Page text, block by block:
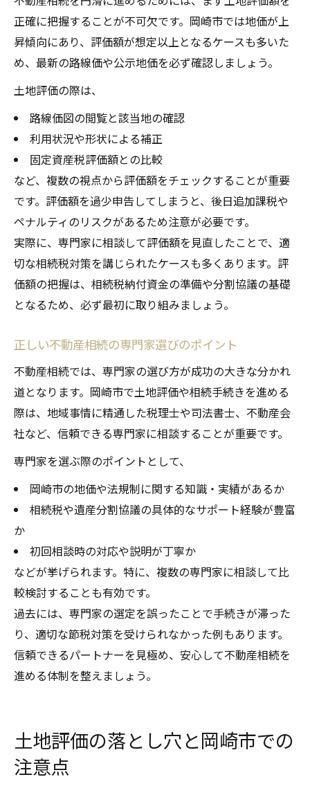
正確に把握することが不可欠です。岡崎市では地価が上
昇傾向にあり、評価額が想定以上となるケースも多いた
め、最新の路線価や公示地価を必ず確認しましょう。
土地評価の際は、
路線価図の閲覧と該当地の確認
利用状況や形状による補正
固定資産税評価額との比較
など、複数の視点から評価額をチェックすることが重要
です。評価額を過少申告してしまうと、後日追加課税や
ペナルティのリスクがあるため注意が必要です。
実際に、専門家に相談して評価額を見直したことで、適
切な相続税対策を講じられたケースも多くあります。評
価額の把握は、相続税納付資金の準備や分割協議の基礎
となるため、必ず最初に取り組みましょう。
正しい不動産相続の専門家選びのポイント
不動産相続では、専門家の選び方が成功の大きな分かれ
道となります。岡崎市で土地評価や相続手続きを進める
際は、地域事情に精通した税理士や司法書士、不動産会
社など、信頼できる専門家に相談することが重要です。
専門家を選ぶ際のポイントとして、
岡崎市の地価や法規制に関する知識・実績があるか
相続税や遺産分割協議の具体的なサポート経験が豊富
か
初回相談時の対応や説明が丁寧か
などが挙げられます。特に、複数の専門家に相談して比
較検討することも有効です。
過去には、専門家の選定を誤ったことで手続きが滞った
り、適切な節税対策を受けられなかった例もあります。
信頼できるパートナーを見極め、安心して不動産相続を
進める体制を整えましょう。
土地評価の落とし穴と岡崎市での
注意点